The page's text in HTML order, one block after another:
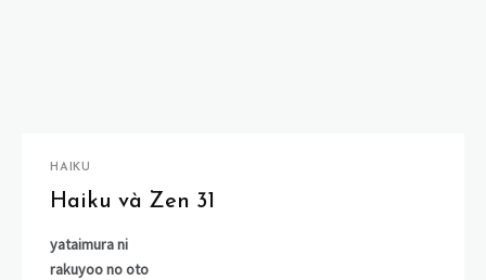
HAIKU
Haiku và Zen 31
yataimura ni
rakuyoo no oto